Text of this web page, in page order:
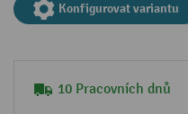
Konfigurovat variantu
10 Pracovních dnů